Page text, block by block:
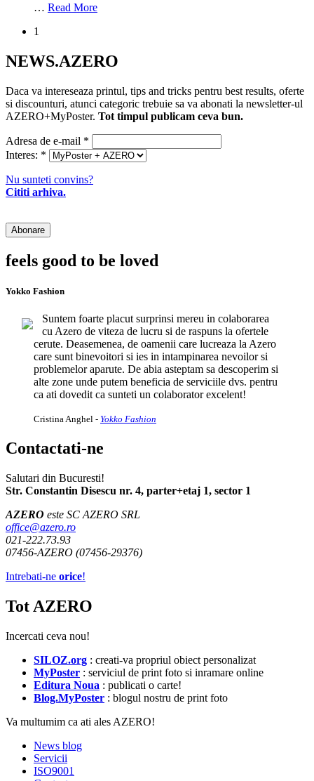
… Read More
1
NEWS.AZERO
Daca va intereseaza printul, tips and tricks pentru best results, oferte
si discounturi, atunci categoric trebuie sa va abonati la newsletter-ul
AZERO+MyPoster. Tot timpul publicam ceva bun.
Adresa de e-mail *
Interes: *
Nu sunteti convins?
Cititi arhiva.
feels good to be loved
Yokko Fashion
Suntem foarte placut surprinsi mereu in colaborarea
cu Azero de viteza de lucru si de raspuns la ofertele
cerute. Deasemenea, de oamenii care lucreaza la Azero
care sunt binevoitori si ies in intampinarea nevoilor si
problemelor aparute. De abia asteptam sa descoperim si
alte zone unde putem beneficia de serviciile dvs. pentru
ca ati dovedit ca sunteti un colaborator excelent!
Cristina Anghel - Yokko Fashion
Contactati-ne
Salutari din Bucuresti!
Str. Constantin Disescu nr. 4, parter+etaj 1, sector 1
AZERO este SC AZERO SRL
office@azero.ro
021-222.73.93
07456-AZERO (07456-29376)
Intrebati-ne orice!
Tot AZERO
Incercati ceva nou!
SILOZ.org : creati-va propriul obiect personalizat
MyPoster : serviciul de print foto si inramare online
Editura Noua : publicati o carte!
Blog.MyPoster : blogul nostru de print foto
Va multumim ca ati ales AZERO!
News blog
Servicii
ISO9001